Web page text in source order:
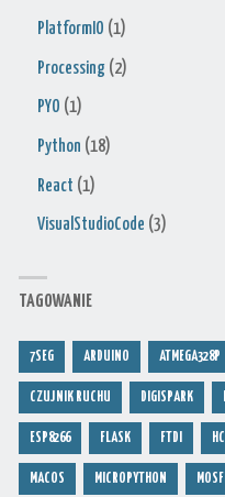
PlatformIO (1)
Processing (2)
PYO (1)
Python (18)
React (1)
VisualStudioCode (3)
TAGOWANIE
7SEG ARDUINO ATMEGA328P
CZUJNIK RUCHU DIGISPARK
ESP8266 FLASK FTDI
MACOS MICROPYTHON